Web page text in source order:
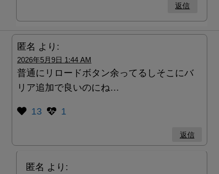
返信
匿名 より:
2026年5月9日 1:44 AM
普通にリロードボタン余ってるしそこにバ
リア追加で良いのにね…
13 1
返信
匿名 より: